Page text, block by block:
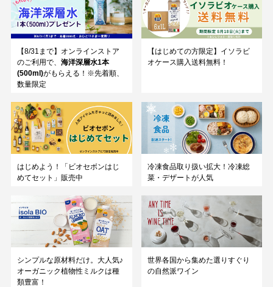
【8/31まで】オンラインストア
のご利用で、 海洋深層水1本
(500ml)がもらえる！※先着順、
数量限定
【はじめての方限定】イソラビ
オケース購入送料無料！
はじめよう！「ビオセボンはじ
めてセット」販売中
冷凍食品取り扱い拡大！冷凍総
菜・デザートが人気
シンプルな原材料だけ。大人気♪
オーガニック植物性ミルクは種
類豊富！
世界各国から集めた選りすぐり
の自然派ワイン